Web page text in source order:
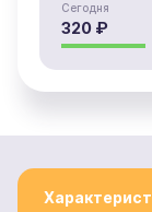
Сегодня
320 ₽